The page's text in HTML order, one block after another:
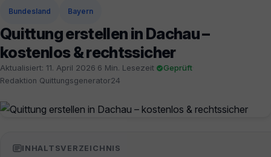
Bundesland Bayern
Quittung erstellen in Dachau –
kostenlos & rechtssicher
Aktualisiert: 11. April 2026 6 Min. Lesezeit Geprüft
Redaktion Quittungsgenerator24
INHALTSVERZEICHNIS